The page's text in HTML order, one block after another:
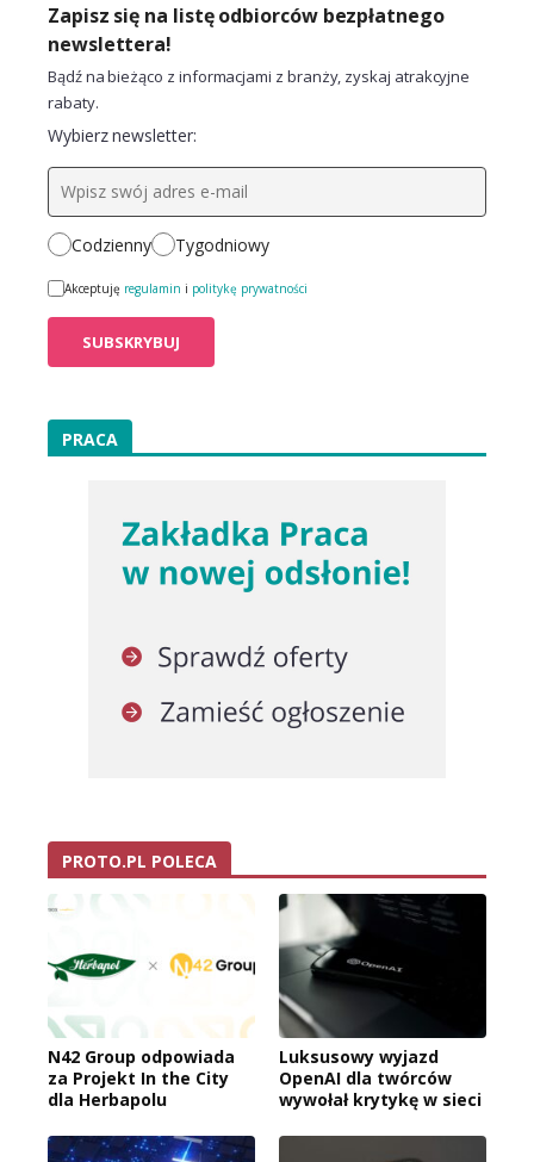
Zapisz się na listę odbiorców bezpłatnego
newslettera!
Bądź na bieżąco z informacjami z branży, zyskaj atrakcyjne
rabaty.
Wybierz newsletter:
Codzienny Tygodniowy
Akceptuję regulamin i politykę prywatności
PRACA
PROTO.PL POLECA
N42 Group odpowiada
za Projekt In the City
dla Herbapolu
Luksusowy wyjazd
OpenAI dla twórców
wywołał krytykę w sieci